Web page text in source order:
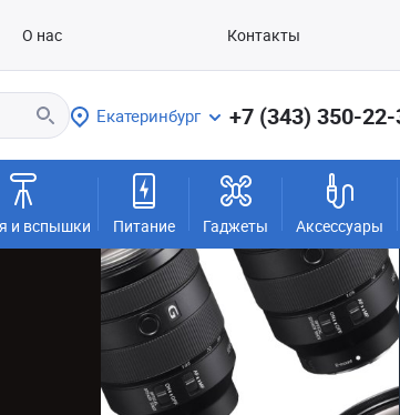
О нас Контакты
Екатеринбург +7 (343) 350-
и вспышки Питание Гаджеты Аксессуары